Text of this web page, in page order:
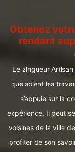
Obtenez
rendant
Le zingueur
que soient les
s’appuie sur la
expérience. Il peut
voisines de la ville
profiter de son